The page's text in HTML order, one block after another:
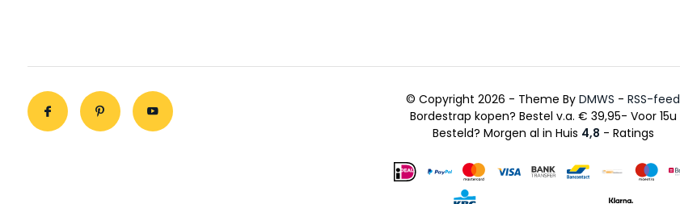
© Copyright 2026 - Theme ByDMWS -RSS-feed
Bordestrap kopen? Bestel v.a. € 39,95- Voor 15u
Besteld? Morgen al in Huis 4,8 - Ratings